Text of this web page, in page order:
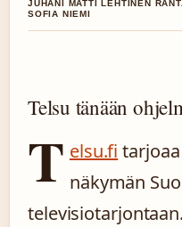
JUHANI MATTI LEHTINEN
SOFIA NIEMI
Telsu tänään
T elsu.fi
näkymän